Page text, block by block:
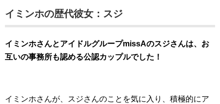
イミンホの歴代彼女：スジ
イミンホさんとアイドルグループmissAのスジさんは、お
互いの事務所も認める公認カップルでした！
イミンホさんが、スジさんのことを気に入り、積極的にア